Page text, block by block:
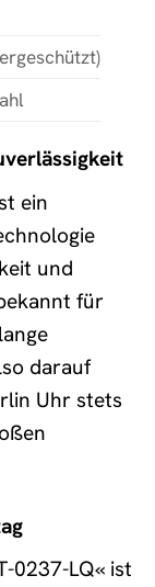
ein
und
für
darauf
Uhr stets
0237-LQ« ist